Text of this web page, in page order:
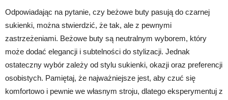
Odpowiadając na pytanie, czy beżowe buty pasują do czarnej
sukienki, można stwierdzić, że tak, ale z pewnymi
zastrzeżeniami. Beżowe buty są neutralnym wyborem, który
może dodać elegancji i subtelności do stylizacji. Jednak
ostateczny wybór zależy od stylu sukienki, okazji oraz preferencji
osobistych. Pamiętaj, że najważniejsze jest, aby czuć się
komfortowo i pewnie we własnym stroju, dlatego eksperymentuj z